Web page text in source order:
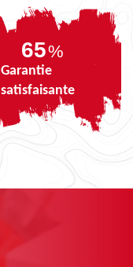
80%
Garantie
satisfaisante